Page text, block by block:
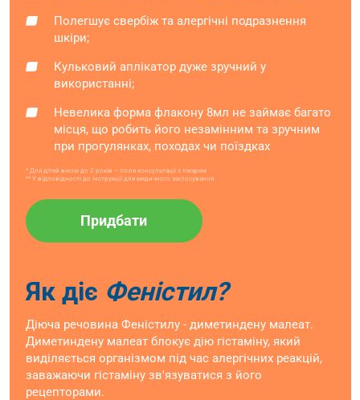
Полегшує свербіж та алергічні подразнення
шкіри;
Кульковий аплікатор дуже зручний у
використанні;
Невелика форма флакону 8мл не займає багато
місця, що робить його незамінним та зручним
при прогулянках, походах чи поїздках
* Для дітей віком до 2 років – після консультації з лікарем
** У відповідності до інструкції для медичного застосування
Придбати
Як діє Феністил?
Діюча речовина Феністилу - диметиндену малеат.
Диметиндену малеат блокує дію гістаміну, який
виділяється організмом під час алергічних реакцій,
заважаючи гістаміну зв'язуватися з його
рецепторами.